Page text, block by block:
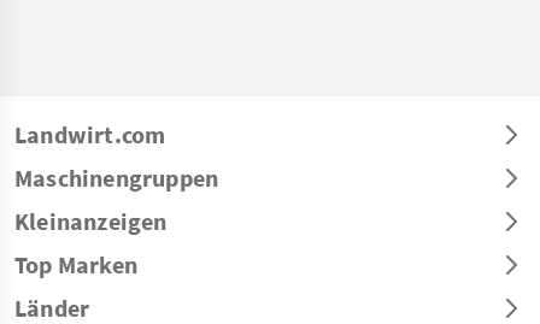
Landwirt.com
Maschinengruppen
Kleinanzeigen
Top Marken
Länder